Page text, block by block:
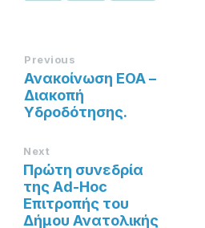
Previous
Ανακοίνωση ΕΟΑ –
Διακοπή
Υδροδότησης.
Next
Πρώτη συνεδρία
της Ad-Hoc
Επιτροπής του
Δήμου Ανατολικής